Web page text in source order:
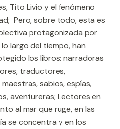
Tito Livio y el fenómeno
Pero, sobre todo, esta es
protagonizada por
largo del tiempo, han
los libros: narradoras
traductores,
sabios, espías,
aventureras; Lectores en
al mar que ruge, en las
se concentra y en los